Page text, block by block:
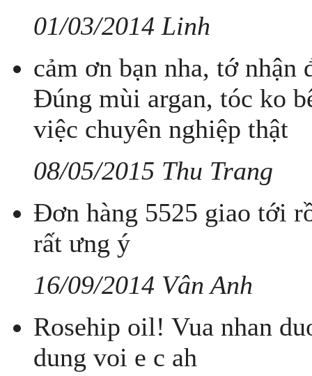
01/03/2014 Linh
cảm ơn bạn nha, tớ
Đúng mùi argan, tóc ko
việc chuyên nghiệp thật
08/05/2015 Thu Trang
Đơn hàng 5525 giao tới
rất ưng ý
16/09/2014 Vân Anh
Rosehip oil! Vua nhan
dung voi e c ah